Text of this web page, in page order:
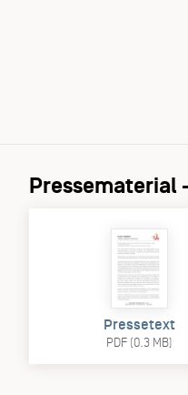
Pressematerial
Pressetext
PDF (0.3 MB)